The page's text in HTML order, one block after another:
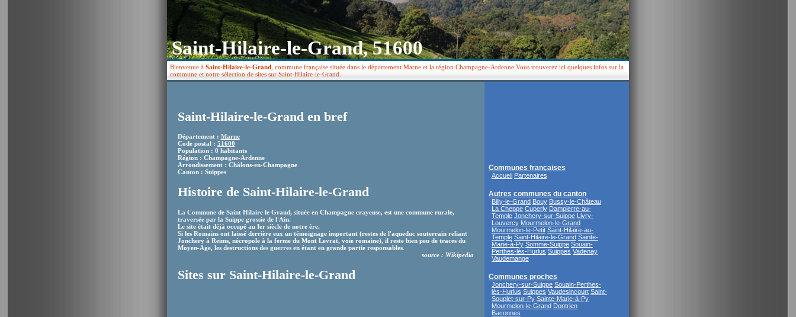
Saint-Hilaire-le-Grand, 51600
Bienvenue à Saint-Hilaire-le-Grand , commune française située dans le département Marne et la région Champagne-Ardenne.Vous trouverez ici quelques infos sur la
commune et notre sélection de sites sur Saint-Hilaire-le-Grand.
Saint-Hilaire-le-Grand en bref
Département : Marne
Code postal : 51600
Population : 0 habitants
Région : Champagne-Ardenne
Arrondissement : Châlons-en-Champagne
Canton : Suippes
Histoire de Saint-Hilaire-le-Grand
La Commune de Saint Hilaire le Grand, située en Champagne crayeuse, est une commune rurale,
traversée par la Suippe grossie de l'Ain.
Le site était déjà occupé au Ier siècle de notre ère.
Si les Romains ont laissé derrière eux un témoignage important (restes de l'aqueduc souterrain reliant
Jonchery à Reims, nécropole à la ferme du Mont Levrat, voie romaine), il reste bien peu de traces du
Moyen-Age, les destructions des guerres en étant en grande partie responsables.
source : Wikipedia
Sites sur Saint-Hilaire-le-Grand
Communes françaises
Accueil Partenaires
Autres communes du canton
Billy-le-Grand Bouy Bussy-le-Château
La Cheppe Cuperly Dampierre-au-
Temple Jonchery-sur-Suippe Livry-
Louvercy Mourmelon-le-Grand
Mourmelon-le-Petit Saint-Hilaire-au-
Temple Saint-Hilaire-le-Grand Sainte-
Marie-à-Py Somme-Suippe Souain-
Perthes-lès-Hurlus Suippes Vadenay
Vaudemange
Communes proches
Jonchery-sur-Suippe Souain-Perthes-
lès-Hurlus Suippes Vaudesincourt Saint-
Souplet-sur-Py Sainte-Marie-à-Py
Mourmelon-le-Grand Dontrien
Baconnes